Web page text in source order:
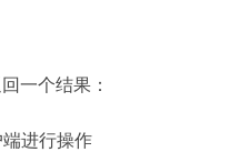
一个结果：
进行操作